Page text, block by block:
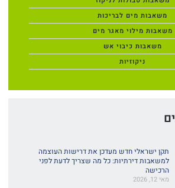
משאבות מים לבריכות
משאבות מילוי מאגר מים
משאבות כיבוי אש
ניקוזיות
תקן ישראלי חדש מעדכן את דרישות העוצמה
למשאבות דירתיות: כל מה שצריך לדעת לפני
הרכישה
מאי 12, 2026